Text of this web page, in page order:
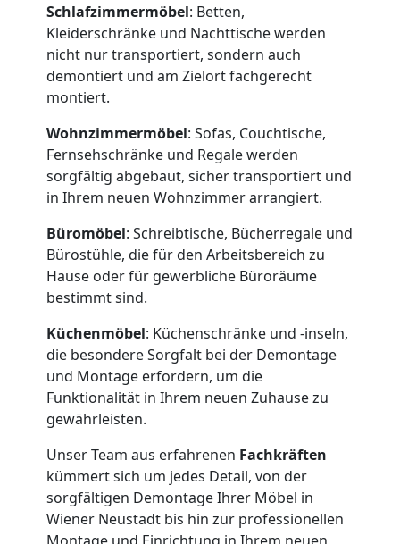
Schlafzimmermöbel: Betten,
Kleiderschränke und Nachttische werden
nicht nur transportiert, sondern auch
demontiert und am Zielort fachgerecht
montiert.
Wohnzimmermöbel: Sofas, Couchtische,
Fernsehschränke und Regale werden
sorgfältig abgebaut, sicher transportiert und
in Ihrem neuen Wohnzimmer arrangiert.
Büromöbel: Schreibtische, Bücherregale und
Bürostühle, die für den Arbeitsbereich zu
Hause oder für gewerbliche Büroräume
bestimmt sind.
Küchenmöbel: Küchenschränke und -inseln,
die besondere Sorgfalt bei der Demontage
und Montage erfordern, um die
Funktionalität in Ihrem neuen Zuhause zu
gewährleisten.
Unser Team aus erfahrenen Fachkräften
kümmert sich um jedes Detail, von der
sorgfältigen Demontage Ihrer Möbel in
Wiener Neustadt bis hin zur professionellen
Montage und Einrichtung in Ihrem neuen
Umzugshelfer
Wiener
Neustadt
Möbeltaxi
Wiener
Neustadt
Kleintransport
Wiener
Neustadt